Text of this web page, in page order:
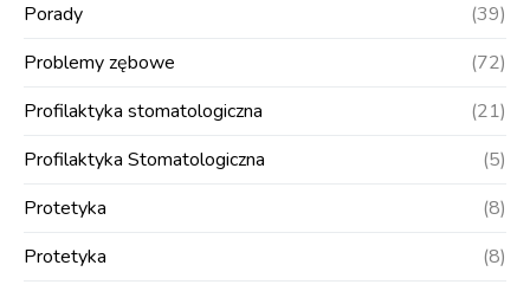
Porady
(39)
Problemy zębowe
(72)
Profilaktyka stomatologiczna
(21)
Profilaktyka Stomatologiczna
(5)
Protetyka
(8)
Protetyka
(8)